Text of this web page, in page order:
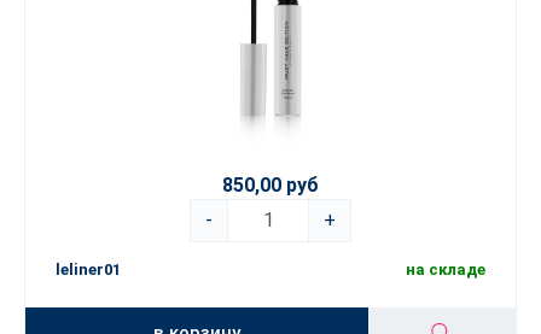
850,00 руб
-
+
leliner01 на складе